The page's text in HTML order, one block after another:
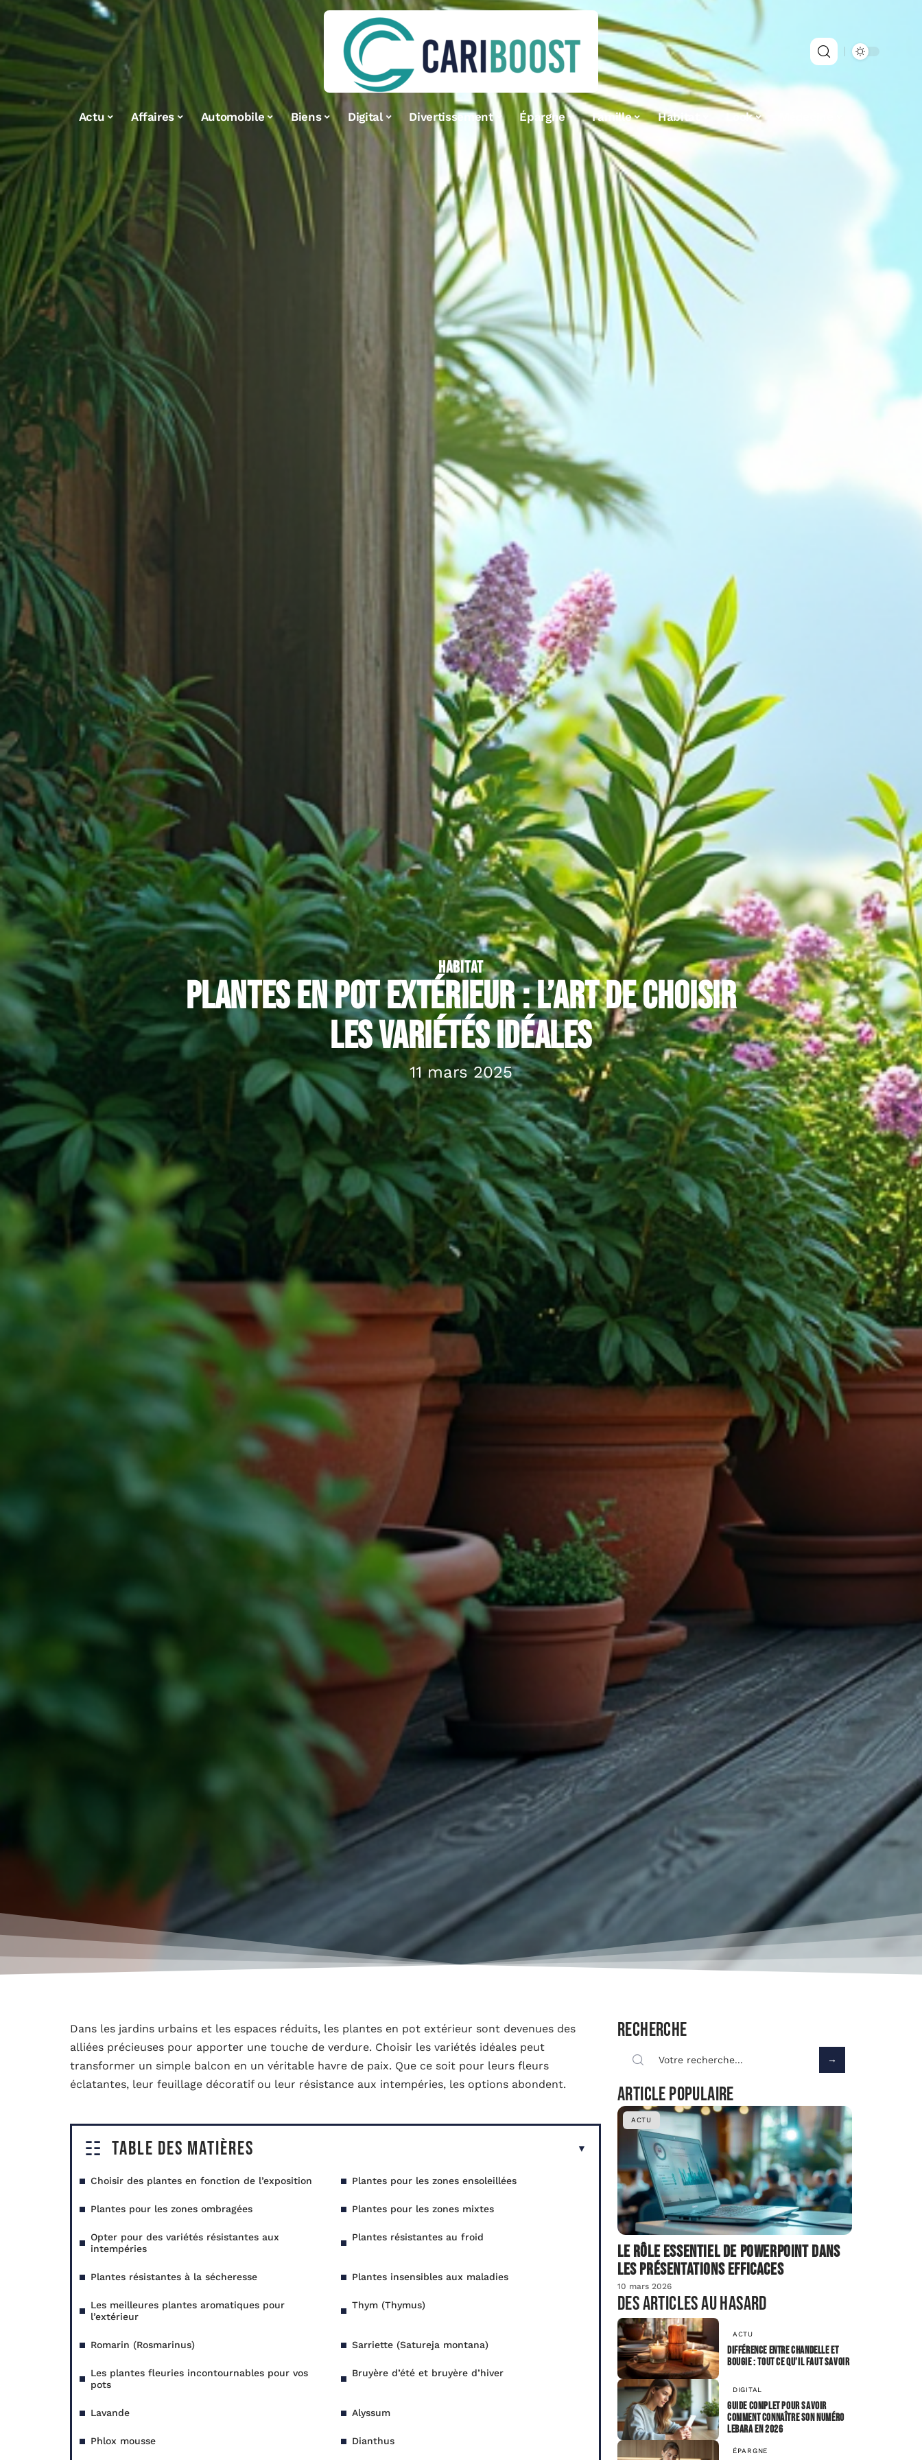
Actu Affaires Automobile Biens Digital Divertissement Épargne Famille Habitat Look
HABITAT
Plantes en pot extérieur : l’art de choisir
les variétés idéales
11 mars 2025
Dans les jardins urbains et les espaces réduits, les plantes en pot extérieur sont devenues des
alliées précieuses pour apporter une touche de verdure. Choisir les variétés idéales peut
transformer un simple balcon en un véritable havre de paix. Que ce soit pour leurs fleurs
éclatantes, leur feuillage décoratif ou leur résistance aux intempéries, les options abondent.
Table des matières
Choisir des plantes en fonction de l’exposition Plantes pour les zones ensoleillées
Plantes pour les zones ombragées Plantes pour les zones mixtes
Opter pour des variétés résistantes aux
intempéries
Plantes résistantes au froid
Plantes résistantes à la sécheresse Plantes insensibles aux maladies
Les meilleures plantes aromatiques pour
l’extérieur
Thym (Thymus)
Romarin (Rosmarinus) Sarriette (Satureja montana)
Les plantes fleuries incontournables pour vos
pots
Bruyère d’été et bruyère d’hiver
Lavande Alyssum
Phlox mousse Dianthus
Recherche
Article populaire
ACTU
Le rôle essentiel de PowerPoint dans
les présentations efficaces
10 mars 2026
Des articles au hasard
ACTU
Différence entre chandelle et
bougie : tout ce qu’il faut savoir
DIGITAL
Guide complet pour savoir
comment connaître son numéro
Lebara en 2026
ÉPARGNE